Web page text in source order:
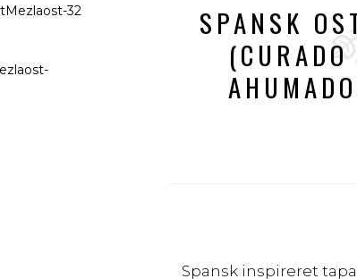
SPANSK
Spansk inspireret